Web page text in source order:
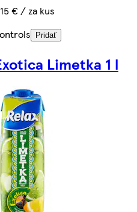
€ / za kus
Pridať
Limetka 1 l